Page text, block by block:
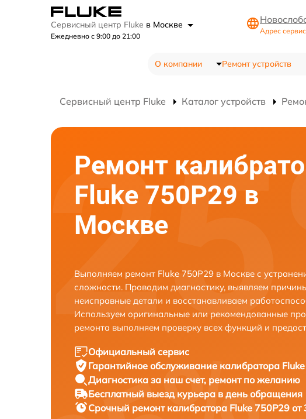
Сервисный центр Fluke в Москве
Ежедневно с 9:00 до 21:00
Адрес
О компании Ремонт устройств
Сервисный центр Fluke Каталог устройств
Ремонт
Fluke 750P29 в
Москве
Выполняем ремонт Fluke 750P29 в Москве с
сложности. Проводим диагностику, выявляем
неисправные детали и восстанавливаем
Используем оригинальные или рекомендованные
ремонта выполняем проверку всех функций и
Официальный сервис
Гарантийное обслуживание калибратора
Диагностика за наш счет, ремонт по желанию
Бесплатный выезд курьера в день обращения
Срочный ремонт калибратора Fluke 750P29 от